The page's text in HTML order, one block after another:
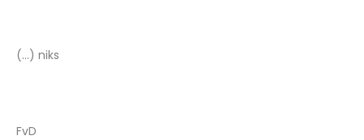
(...) niks
FvD